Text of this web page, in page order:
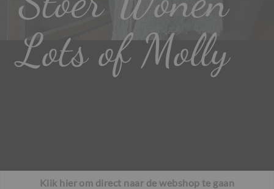
Lots of Molly
Klik hier om direct naar de webshop te gaan